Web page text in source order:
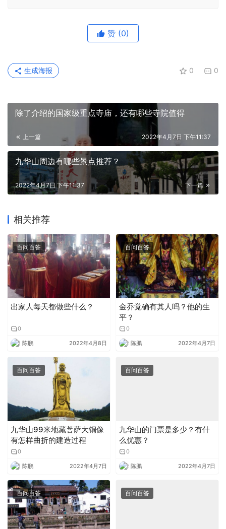
赞 (0)
0 0
生成海报
除了介绍的国家级重点寺庙，还有哪些寺院值得
上一篇 2022年4月7日 下午11:37
九华山周边有哪些景点推荐？
下一篇
2022年4月7日 下午11:37
相关推荐
百问百答
出家人每天都做些什么？
0
陈鹏 2022年4月8日
百问百答
金乔觉确有其人吗？他的生
平？
0
陈鹏 2022年4月7日
百问百答
九华山99米地藏菩萨大铜像
有怎样曲折的建造过程
0
陈鹏 2022年4月7日
百问百答
九华山的门票是多少？有什
么优惠？
0
陈鹏 2022年4月7日
百问百答 百问百答